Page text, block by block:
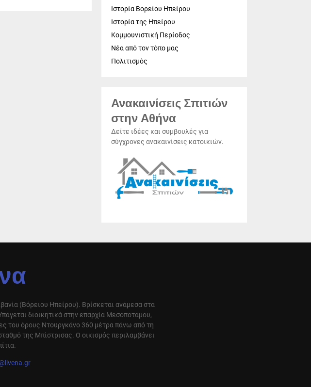
Ιστορία Βορείου Ηπείρου
Ιστορία της Ηπείρου
Κομμουνιστική Περίοδος
Νέα από τον τόπο μας
Πολιτισμός
Ανακαινίσεις Σπιτιών
στην Αθήνα
Δείτε ιδέες και συμβουλές για
σύγχρονες ανακαινίσεις κατοικιών.
(Βόρειου Ηπείρου). Βρίσκεται ανάμεσα στα
διοικητικά στην επαρχία Μεσοποταμου,
του όρους Ντουργκάνο 360 μέτρα πάνω από τη
της Μπίστρισας. Ο οικισμός περιλαμβάνει